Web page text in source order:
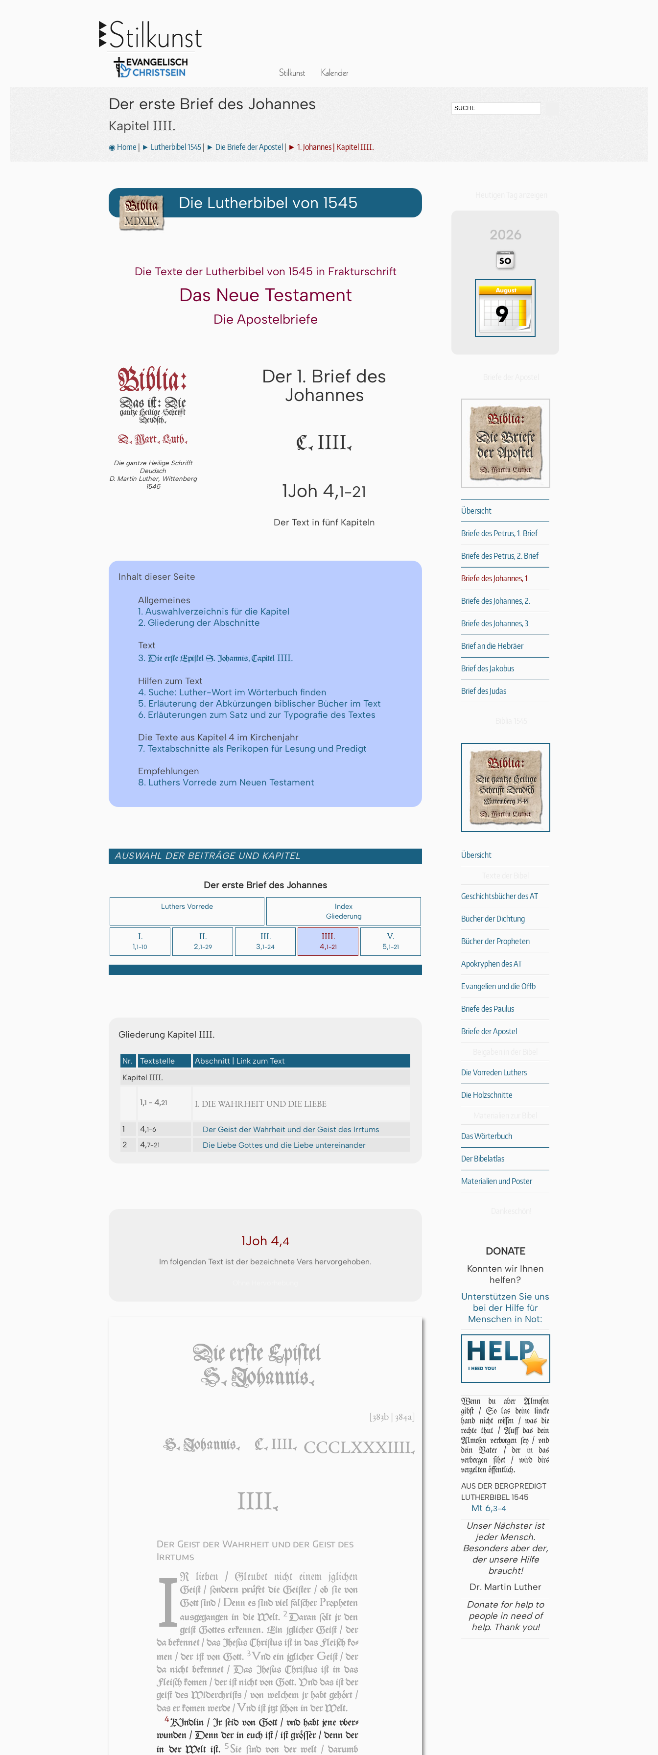
Der erste Brief des Johannes
Kapitel IIII.
◉ Home ► Lutherbibel 1545 ► Die Briefe der Apostel ► 1. Johannes | Kapitel IIII.
Die Lutherbibel von 1545
Die Texte der Lutherbibel von 1545 in Frakturschrift
Das Neue Testament
Die Apostelbriefe
Die gantze Heilige Schrifft
Deudsch
D. Martin Luther, Wittenberg
1545
Der 1. Brief des
Johannes
C. IIII.
1Joh 4,1-21
Der Text in fünf Kapiteln
Inhalt dieser Seite
Allgemeines
1. Auswahlverzeichnis für die Kapitel
2. Gliederung der Abschnitte
Text
3. Die erſte Epiſtel S. Johannis, Capitel IIII.
Hilfen zum Text
4. Suche: Luther-Wort im Wörterbuch finden
5. Erläuterung der Abkürzungen biblischer Bücher im Text
6. Erläuterungen zum Satz und zur Typografie des Textes
Die Texte aus Kapitel 4 im Kirchenjahr
7. Textabschnitte als Perikopen für Lesung und Predigt
Empfehlungen
8. Luthers Vorrede zum Neuen Testament
AUSWAHL DER BEITRÄGE UND KAPITEL
Der erste Brief des Johannes
Luthers Vorrede
Index
Gliederung
I.
1,1-10
II.
2,1-29
III.
3,1-24
IIII.
4,1-21
V.
5,1-21
Gliederung Kapitel IIII.
Nr. Textstelle
Abschnitt | Link zum Text
Kapitel IIII.
1,1 - 4,21 I. DIE WAHRHEIT UND DIE LIEBE
1 4,1-6
Der Geist der Wahrheit und der Geist des Irrtums
2
4,7-21 Die Liebe Got­tes und die Liebe un­ter­ei­n­an­der
1Joh 4,4
Im folgenden Text ist der bezeichnete Vers hervorgehoben.
Die erſte Epiſtel
S. Johánnis.
[383b | 384a]
S. Johánnis. C. IIII. CCCLXXXIIII.
IIII.
Der Geist der Wahrheit und der Geist des
Irrtums
I R lie­ben / Gleubet nicht einem jg­li­chen
Geiſt / ſon­dern prüfet die Gei­ſter / ob ſie von
Gott ſind / Denn es ſind viel fal­ſcher Pro­phe­ten
aus­ge­gan­gen in die Welt.2 Daran ſolt jr den
geiſt Got­tes erkennen. Ein jg­li­cher Geiſt / der
da bekennet / das Jhe­ſus Chri­ſtus iſt in das Fleiſch ko­
men / der iſt von Gott.3Vnd ein jg­li­cher Geiſt / der
da nicht bekennet / Das Jhe­ſus Chri­ſtus iſt in das
Fleiſch ko­men / der iſt nicht von Gott. Vnd das iſt der
geiſt des Wi­derc­hriſts / von wel­chem jr habt gehört /
das er ko­men wer­de / Vnd iſt jtzt ſchon in der Welt.
4KIndlin / Ir ſeid von Gott / vnd habt jene vber­
wun­den / Denn der in euch iſt / iſt gröſſer / denn der
in der Welt iſt. 5 Sie ſind von der welt / da­r­umb
2026
Übersicht
Briefe des Petrus, 1. Brief
Briefe des Petrus, 2. Brief
Briefe des Johannes, 1.
Briefe des Johannes, 2.
Briefe des Johannes, 3.
Brief an die Hebräer
Brief des Jakobus
Brief des Judas
Übersicht
Geschichtsbücher des AT
Bücher der Dichtung
Bücher der Propheten
Apokryphen des AT
Evangelien und die Offb
Briefe des Paulus
Briefe der Apostel
Die Vorreden Luthers
Die Holzschnitte
Das Wörterbuch
Der Bibelatlas
Materialien und Poster
DONATE
Konnten wir Ihnen
helfen?
Unterstützen Sie uns
bei der Hilfe für
Menschen in Not:
Wenn du aber Almoſen
gibſt / So las deine lincke
hand nicht wiſſen / was die
rechte thut / Auff das dein
Almoſen verborgen ſey / vnd
dein Vater / der in das
verborgen ſihet / wird dirs
vergelten öffentlich.
AUS DER BERGPREDIGT
LUTHERBIBEL 1545
Mt 6,3-4
Unser Nächster ist
jeder Mensch.
Besonders aber der,
der unsere Hilfe
braucht!
Dr. Martin Luther
Donate for help to
people in need of
help. Thank you!